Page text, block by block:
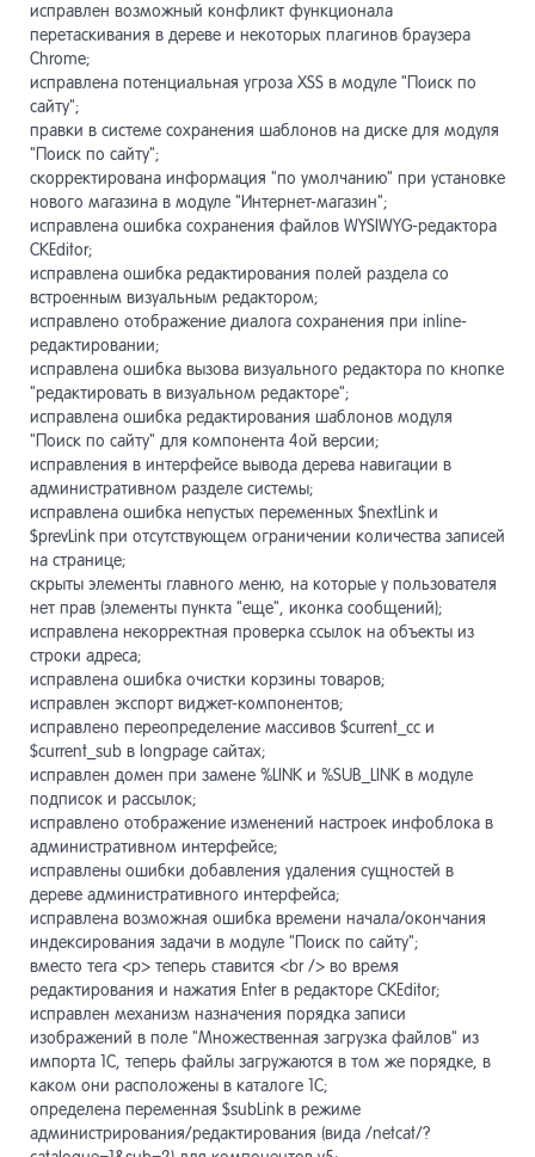
исправлен возможный конфликт функционала
перетаскивания в дереве и некоторых плагинов браузера
Chrome;
исправлена потенциальная угроза XSS в модуле "Поиск по
сайту";
правки в системе сохранения шаблонов на диске для модуля
"Поиск по сайту";
скорректирована информация "по умолчанию" при установке
нового магазина в модуле "Интернет-магазин";
исправлена ошибка сохранения файлов WYSIWYG-редактора
CKEditor;
исправлена ошибка редактирования полей раздела со
встроенным визуальным редактором;
исправлено отображение диалога сохранения при inline-
редактировании;
исправлена ошибка вызова визуального редактора по кнопке
"редактировать в визуальном редакторе";
исправлена ошибка редактирования шаблонов модуля
"Поиск по сайту" для компонента 4ой версии;
исправления в интерфейсе вывода дерева навигации в
административном разделе системы;
исправлена ошибка непустых переменных $nextLink и
$prevLink при отсутствующем ограничении количества записей
на странице;
скрыты элементы главного меню, на которые у пользователя
нет прав (элементы пункта "еще", иконка сообщений);
исправлена некорректная проверка ссылок на объекты из
строки адреса;
исправлена ошибка очистки корзины товаров;
исправлен экспорт виджет-компонентов;
исправлено переопределение массивов $current_cc и
$current_sub в longpage сайтах;
исправлен домен при замене %LINK и %SUB_LINK в модуле
подписок и рассылок;
исправлено отображение изменений настроек инфоблока в
административном интерфейсе;
исправлены ошибки добавления удаления сущностей в
дереве административного интерфейса;
исправлена возможная ошибка времени начала/окончания
индексирования задачи в модуле "Поиск по сайту";
вместо тега <p> теперь ставится <br /> во время
редактирования и нажатия Enter в редакторе CKEditor;
исправлен механизм назначения порядка записи
изображений в поле "Множественная загрузка файлов" из
импорта 1С, теперь файлы загружаются в том же порядке, в
каком они расположены в каталоге 1С;
определена переменная $subLink в режиме
администрирования/редактирования (вида /netcat/?